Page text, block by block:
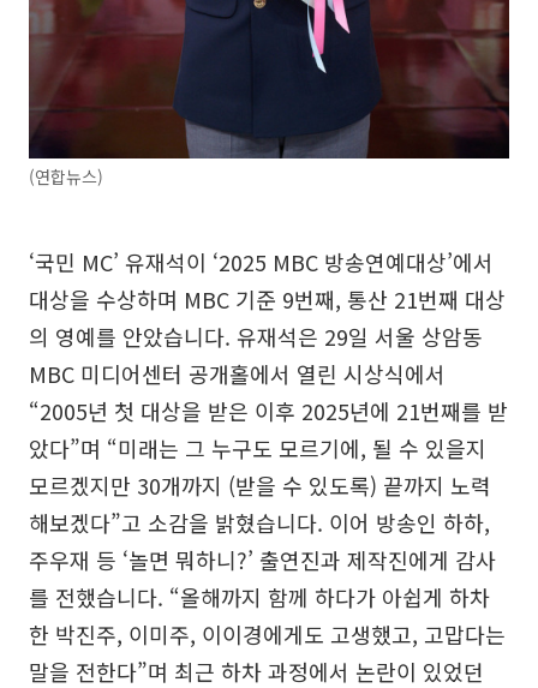
(연합뉴스)
‘국민 MC’ 유재석이 ‘2025 MBC 방송연예대상’에서
대상을 수상하며 MBC 기준 9번째, 통산 21번째 대상
의 영예를 안았습니다. 유재석은 29일 서울 상암동
MBC 미디어센터 공개홀에서 열린 시상식에서
“2005년 첫 대상을 받은 이후 2025년에 21번째를 받
았다”며 “미래는 그 누구도 모르기에, 될 수 있을지
모르겠지만 30개까지 (받을 수 있도록) 끝까지 노력
해보겠다”고 소감을 밝혔습니다. 이어 방송인 하하,
주우재 등 ‘놀면 뭐하니?’ 출연진과 제작진에게 감사
를 전했습니다. “올해까지 함께 하다가 아쉽게 하차
한 박진주, 이미주, 이이경에게도 고생했고, 고맙다는
말을 전한다”며 최근 하차 과정에서 논란이 있었던